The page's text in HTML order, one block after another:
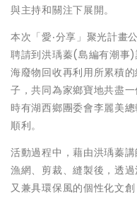
與主持和關注下展開。
本次「愛‧分享」聚光計畫
聘請到洪瑀蓁(島編有潮事
海廢物回收再利用所累積
子，共同為家鄉寶地共盡
時有湖西鄉團委會李麗美
順利。
活動過程中，藉由洪瑀蓁
漁網、剪裁、縫製後，透
又兼具環保風的個性化文